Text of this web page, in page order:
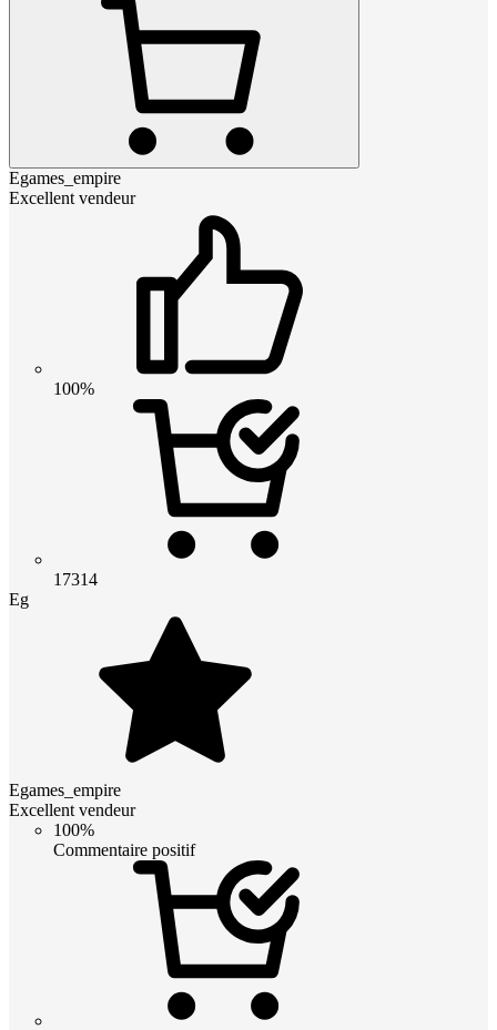
Egames_empire
Excellent vendeur
100%
17314
Eg
Egames_empire
Excellent vendeur
100%
Commentaire positif